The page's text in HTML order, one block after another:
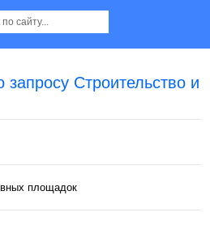
запросу Строительство и
площадок